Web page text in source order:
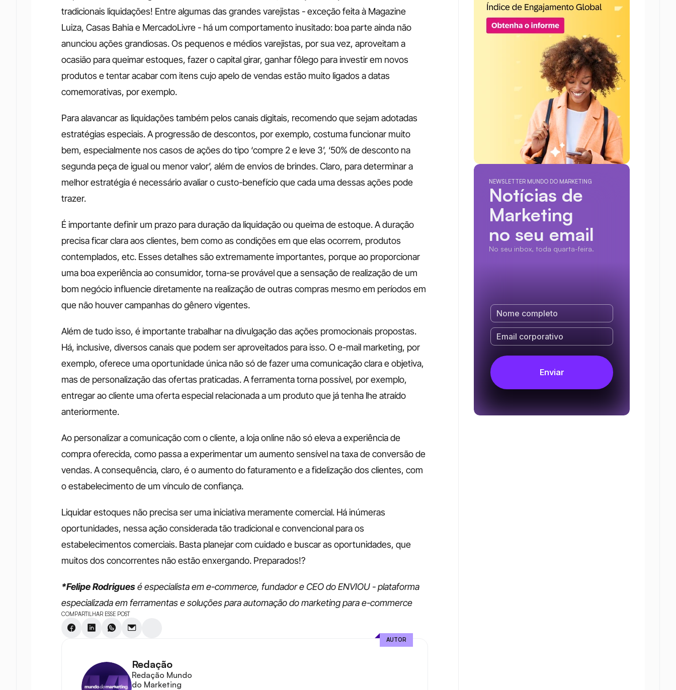
tradicionais liquidações! Entre algumas das grandes varejistas - exceção feita à Magazine
Luiza, Casas Bahia e MercadoLivre - há um comportamento inusitado: boa parte ainda não
anunciou ações grandiosas. Os pequenos e médios varejistas, por sua vez, aproveitam a
ocasião para queimar estoques, fazer o capital girar, ganhar fôlego para investir em novos
produtos e tentar acabar com itens cujo apelo de vendas estão muito ligados a datas
comemorativas, por exemplo.
Para alavancar as liquidações também pelos canais digitais, recomendo que sejam adotadas
estratégias especiais. A progressão de descontos, por exemplo, costuma funcionar muito
bem, especialmente nos casos de ações do tipo ‘compre 2 e leve 3’, ‘50% de desconto na
segunda peça de igual ou menor valor’, além de envios de brindes. Claro, para determinar a
melhor estratégia é necessário avaliar o custo-benefício que cada uma dessas ações pode
trazer.
É importante definir um prazo para duração da liquidação ou queima de estoque. A duração
precisa ficar clara aos clientes, bem como as condições em que elas ocorrem, produtos
contemplados, etc. Esses detalhes são extremamente importantes, porque ao proporcionar
uma boa experiência ao consumidor, torna-se provável que a sensação de realização de um
bom negócio influencie diretamente na realização de outras compras mesmo em períodos em
que não houver campanhas do gênero vigentes.
Além de tudo isso, é importante trabalhar na divulgação das ações promocionais propostas.
Há, inclusive, diversos canais que podem ser aproveitados para isso. O e-mail marketing, por
exemplo, oferece uma oportunidade única não só de fazer uma comunicação clara e objetiva,
mas de personalização das ofertas praticadas. A ferramenta torna possível, por exemplo,
entregar ao cliente uma oferta especial relacionada a um produto que já tenha lhe atraído
anteriormente.
Ao personalizar a comunicação com o cliente, a loja online não só eleva a experiência de
compra oferecida, como passa a experimentar um aumento sensível na taxa de conversão de
vendas. A consequência, claro, é o aumento do faturamento e a fidelização dos clientes, com
o estabelecimento de um vínculo de confiança.
Liquidar estoques não precisa ser uma iniciativa meramente comercial. Há inúmeras
oportunidades, nessa ação considerada tão tradicional e convencional para os
estabelecimentos comerciais. Basta planejar com cuidado e buscar as oportunidades, que
muitos dos concorrentes não estão enxergando. Preparados!?
*Felipe Rodrigues é especialista em e-commerce, fundador e CEO do ENVIOU - plataforma
especializada em ferramentas e soluções para automação do marketing para e-commerce
COMPARTILHAR ESSE POST
Redação
Redação Mundo
do Marketing
AUTOR
NEWSLETTER MUNDO DO MARKETING
Notícias de
Marketing
no seu email
No seu inbox, toda quarta-feira.